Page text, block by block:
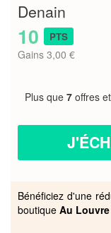
Denain
10 PTS
Gains 3,00 €
Plus que 7 offres et
Bénéficiez d'une
boutique Au